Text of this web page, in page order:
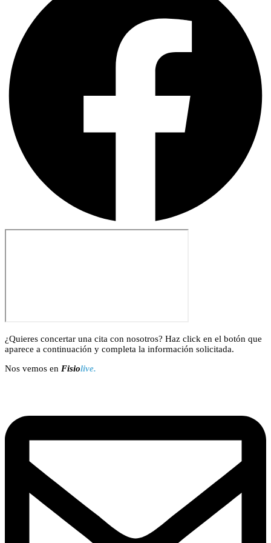
¿Quieres concertar una cita con nosotros? Haz click en el botón que
aparece a continuación y completa la información solicitada.
Nos vemos en Fisiolive.